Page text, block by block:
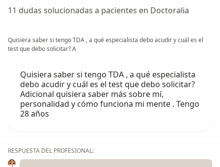
11 dudas solucionadas a pacientes en Doctoralia
Quisiera saber si tengo TDA , a qué especialista debo acudir y cuál es el
test que debo solicitar? A
Quisiera saber si tengo TDA , a qué especialista
debo acudir y cuál es el test que debo solicitar?
Adicional quisiera saber más sobre mí,
personalidad y cómo funciona mi mente . Tengo
28 años
RESPUESTA DEL PROFESIONAL: